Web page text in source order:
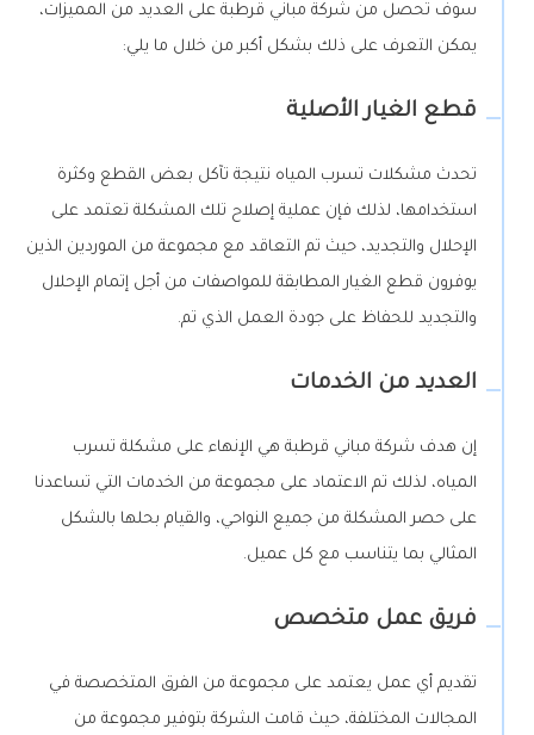
سوف تحصل من شركة مباني قرطبة على العديد من المميزات،
يمكن التعرف على ذلك بشكل أكبر من خلال ما يلي:
قطع الغيار الأصلية
تحدث مشكلات تسرب المياه نتيجة تآكل بعض القطع وكثرة
استخدامها، لذلك فإن عملية إصلاح تلك المشكلة تعتمد على
الإحلال والتجديد، حيث تم التعاقد مع مجموعة من الموردين الذين
يوفرون قطع الغيار المطابقة للمواصفات من أجل إتمام الإحلال
والتجديد للحفاظ على جودة العمل الذي تم.
العديد من الخدمات
إن هدف شركة مباني قرطبة هي الإنهاء على مشكلة تسرب
المياه، لذلك تم الاعتماد على مجموعة من الخدمات التي تساعدنا
على حصر المشكلة من جميع النواحي، والقيام بحلها بالشكل
المثالي بما يتناسب مع كل عميل.
فريق عمل متخصص
تقديم أي عمل يعتمد على مجموعة من الفرق المتخصصة في
المجالات المختلفة، حيث قامت الشركة بتوفير مجموعة من